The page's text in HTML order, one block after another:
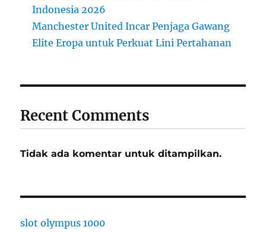
k
i
I
s
i
Y
g
Indonesia 2026
Manchester United Incar Penjaga Gawang
Elite Eropa untuk Perkuat Lini Pertahanan
Recent Comments
Tidak ada komentar untuk ditampilkan.
slot olympus 1000